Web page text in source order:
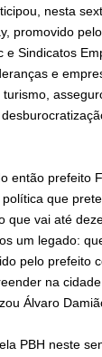
nesta
promovido
e Sindicatos
e
então prefeito
que
que vai até
um legado:
pelo prefeito
na
Álvaro
PBH neste